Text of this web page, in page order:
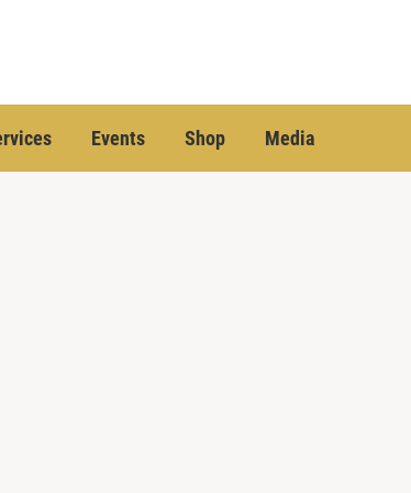
Events Shop Media